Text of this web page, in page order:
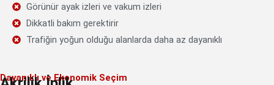
Görünür ayak izleri ve vakum izleri
Dikkatli bakım gerektirir
Trafiğin yoğun olduğu alanlarda daha az dayanıklı
Dayanıklı ve Ekonomik Seçim